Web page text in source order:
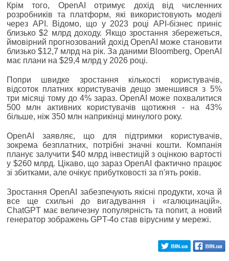
Крім того, OpenAI отримує дохід від численних
розробників та платформ, які використовують моделі
через API. Відомо, що у 2023 році API-бізнес приніс
близько $2 млрд доходу. Якщо зростання збережеться,
ймовірний прогнозований дохід OpenAI може становити
близько $12,7 млрд на рік. За даними Bloomberg, OpenAI
має плани на $29,4 млрд у 2026 році.
Попри швидке зростання кількості користувачів,
відсоток платних користувачів дещо зменшився з 5%
три місяці тому до 4% зараз. OpenAI може похвалитися
500 млн активних користувачів щотижня - на 43%
більше, ніж 350 млн наприкінці минулого року.
OpenAI заявляє, що для підтримки користувачів,
зокрема безплатних, потрібні значні кошти. Компанія
планує залучити $40 млрд інвестицій з оцінкою вартості
у $260 млрд. Цікаво, що зараз OpenAI фактично працює
зі збитками, але очікує прибутковості за п'ять років.
Зростання OpenAI забезпечують якісні продукти, хоча й
все ще схильні до вигадування і «галюцинацій».
ChatGPT має величезну популярність та попит, а новий
генератор зображень GPT-4o став вірусним у мережі.